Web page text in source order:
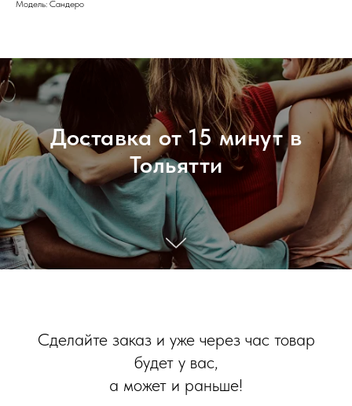
Модель: Сандеро
Доставка от 15 минут в
Тольятти
Сделайте заказ и уже через час товар
будет у вас,
а может и раньше!